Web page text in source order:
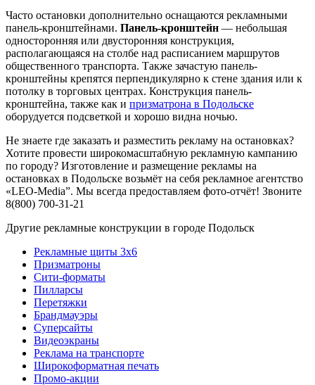
Часто остановки дополнительно оснащаются рекламными
панель-кронштейнами. Панель-кронштейн — небольшая
односторонняя или двусторонняя конструкция,
располагающаяся на столбе над расписанием маршрутов
общественного транспорта. Также зачастую панель-
кронштейны крепятся перпендикулярно к стене здания или к
потолку в торговых центрах. Конструкция панель-
кронштейна, также как и призматрона в Подольске
оборудуется подсветкой и хорошо видна ночью.
Не знаете где заказать и разместить рекламу на остановках?
Хотите провести широкомасштабную рекламную кампанию
по городу? Изготовление и размещение рекламы на
остановках в Подольске возьмёт на себя рекламное агентство
«LEO-Media”. Мы всегда предоставляем фото-отчёт! Звоните
8(800) 700-31-21
Другие рекламные конструкции в городе Подольск
Рекламные щиты 3х6
Призматроны
Сити-форматы
Пилларсы
Перетяжки
Брандмауэры
Суперсайты
Видеоэкраны
Реклама на транспорте
Широкоформатная печать
Промо-акции